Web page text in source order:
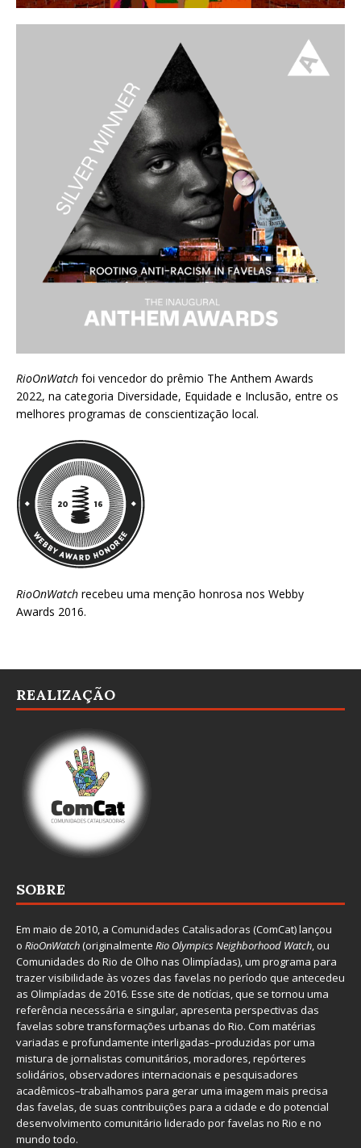
RioOnWatch foi vencedor do prêmio The Anthem Awards
2022, na categoria Diversidade, Equidade e Inclusão, entre os
melhores programas de conscientização local.
RioOnWatch recebeu uma menção honrosa nos Webby
Awards 2016.
REALIZAÇÃO
SOBRE
Em maio de 2010, a Comunidades Catalisadoras (ComCat) lançou
o RioOnWatch(originalmente Rio Olympics Neighborhood Watch, ou
Comunidades do Rio de Olho nas Olimpíadas), um programa para
trazer visibilidade às vozes das favelas no período que antecedeu
as Olimpíadas de 2016. Esse site de notícias, que se tornou uma
referência necessária e singular, apresenta perspectivas das
favelas sobre transformações urbanas do Rio. Com matérias
variadas e profundamente interligadas–produzidas por uma
mistura de jornalistas comunitários, moradores, repórteres
solidários, observadores internacionais e pesquisadores
acadêmicos–trabalhamos para gerar uma imagem mais precisa
das favelas, de suas contribuições para a cidade e do potencial
desenvolvimento comunitário liderado por favelas no Rio e no
mundo todo.